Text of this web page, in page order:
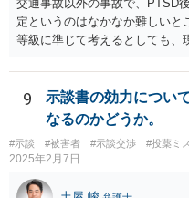
交通事故以外の事故で、PTSD
定というのはなかなか難しい
等級に準じて考えるとしても、
ず、あっても、一定の検討をし
一般的には無料相談で確度の
在の提案額で不満という場合
いう手続きをとったほうが、
くなる傾向にありますので、お
われます。
9
示談書の効力につい
なるのかどうか。
#示談 #被害者 #示談交渉 #投薬ミス
2025年2月7日